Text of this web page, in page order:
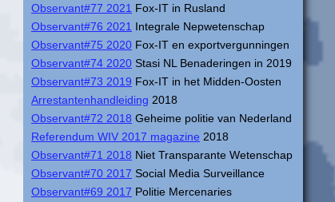
Observant#77 2021 Fox-IT in Rusland
Observant#76 2021 Integrale Nepwetenschap
Observant#75 2020 Fox-IT en exportvergunningen
Observant#74 2020 Stasi NL Benaderingen in 2019
Observant#73 2019 Fox-IT in het Midden-Oosten
Arrestantenhandleiding 2018
Observant#72 2018 Geheime politie van Nederland
Referendum WIV 2017 magazine 2018
Observant#71 2018 Niet Transparante Wetenschap
Observant#70 2017 Social Media Surveillance
Observant#69 2017 Politie Mercenaries